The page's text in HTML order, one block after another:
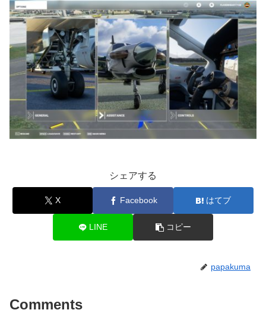
シェアする
X Facebook はてブ
LINE コピー
papakuma
Comments